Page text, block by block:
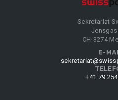
Sekretariat
CH-3274
E-
+41 79